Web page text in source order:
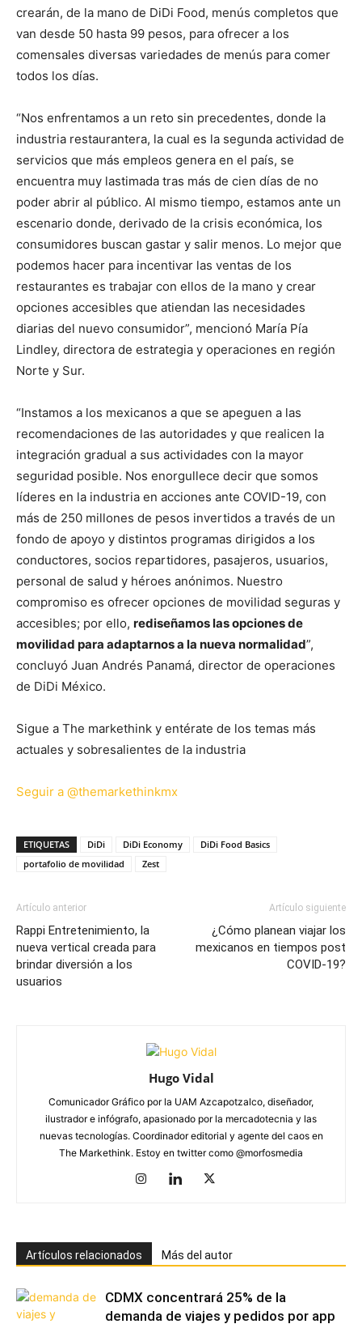
crearán, de la mano de DiDi Food, menús completos que
van desde 50 hasta 99 pesos, para ofrecer a los
comensales diversas variedades de menús para comer
todos los días.
“Nos enfrentamos a un reto sin precedentes, donde la
industria restaurantera, la cual es la segunda actividad de
servicios que más empleos genera en el país, se
encuentra muy lastimada tras más de cien días de no
poder abrir al público. Al mismo tiempo, estamos ante un
escenario donde, derivado de la crisis económica, los
consumidores buscan gastar y salir menos. Lo mejor que
podemos hacer para incentivar las ventas de los
restaurantes es trabajar con ellos de la mano y crear
opciones accesibles que atiendan las necesidades
diarias del nuevo consumidor”, mencionó María Pía
Lindley, directora de estrategia y operaciones en región
Norte y Sur.
“Instamos a los mexicanos a que se apeguen a las
recomendaciones de las autoridades y que realicen la
integración gradual a sus actividades con la mayor
seguridad posible. Nos enorgullece decir que somos
líderes en la industria en acciones ante COVID-19, con
más de 250 millones de pesos invertidos a través de un
fondo de apoyo y distintos programas dirigidos a los
conductores, socios repartidores, pasajeros, usuarios,
personal de salud y héroes anónimos. Nuestro
compromiso es ofrecer opciones de movilidad seguras y
accesibles; por ello, rediseñamos las opciones de
movilidad para adaptarnos a la nueva normalidad”,
concluyó Juan Andrés Panamá, director de operaciones
de DiDi México.
Sigue a The markethink y entérate de los temas más
actuales y sobresalientes de la industria
Seguir a @themarkethinkmx
ETIQUETAS DiDi DiDi Economy
DiDi Food Basics
portafolio de movilidad
Zest
Artículo anterior
Rappi Entretenimiento, la
nueva vertical creada para
brindar diversión a los
usuarios
Artículo siguiente
¿Cómo planean viajar los
mexicanos en tiempos post
COVID-19?
Hugo Vidal
Comunicador Gráfico por la UAM Azcapotzalco, diseñador,
ilustrador e infógrafo, apasionado por la mercadotecnia y las
nuevas tecnologías. Coordinador editorial y agente del caos en
The Markethink. Estoy en twitter como @morfosmedia
Artículos relacionados Más del autor
CDMX concentrará 25% de la
demanda de viajes y pedidos por app